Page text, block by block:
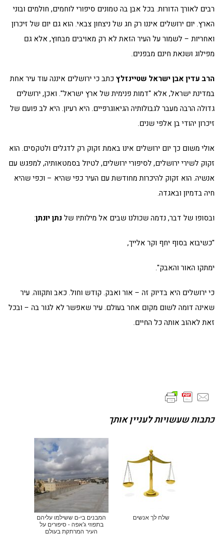
רבים לאורך הדורות. בכל אבן בה טמונים סיפורי לוחמים, חולמים ובוני
הארץ. יום ירושלים איננו רק חג של ניצחון צבאי. הוא גם יום של זיכרון
ואחריות – לשמור על העיר הזאת לא רק מאויבים מבחוץ, אלא גם
מפילוג ושנאת חינם מבפנים.
הרב עדין אבן ישראל שטיינזלץכתב כי ירושלים איננה עוד עיר אחת
במדינת ישראל, אלא "דמות פנימית של ארץ ישראל". ואכן, ירושלים
גדולה הרבה מעבר לגבולותיה הגיאוגרפיים. היא רעיון. היא לב פועם של
זיכרון יהודי בן אלפי שנים.
אולי משום כך יום ירושלים אינו באמת זקוק רק לדגלים ולטקסים. הוא
זקוק לשירי ירושלים, לסיפורי ירושלים, לטיול בסמטאותיה, למפגש עם
אנשיה. הוא זקוק להיכרות מחודשת עם העיר כפי שהיא – וכפי שהיא
חיה בדמיון ובאגדה.
ובסופו של דבר, נדמה שכולנו שבים אל מילותיו שלנתן יונתן:
"כשיבוא בסוף יחף וקר אלייך,
ימתקו האור והאבק".
כי ירושלים היא בדיוק זה – אור ואבק. קודש וחול. כאב ותקווה. עיר
שאינה דומה לשום מקום אחר בעולם. עיר שאפשר לא לגור בה – ובכל
זאת לאהוב אותה כל החיים.
כתבות שעשויות לעניין אותך
שלח לך אנשים
המבנים בי-ם ששילמו עליהם
בתפוזי ג'אפה - סיפורים על
העיר המרתקת בעולם